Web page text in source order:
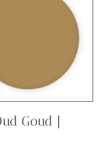
Goud |